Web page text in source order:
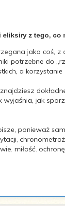
z tego, co
jako coś, z
potrzebne do
a
wyjaśnia, jak
ponieważ
miłość,
Creating Spells,